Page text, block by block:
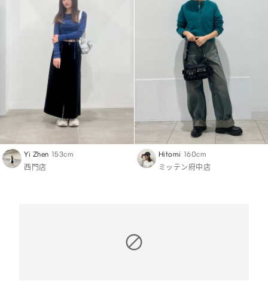
Yi Zhen 153cm
西門店
Hitomi 160cm
ミッテン府中店